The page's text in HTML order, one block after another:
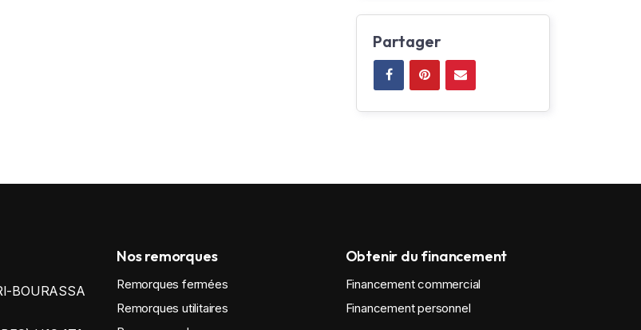
Partager
BOURASSA
Nos remorques
Remorques fermées
Remorques utilitaires
Obtenir du financement
Financement commercial
Financement personnel